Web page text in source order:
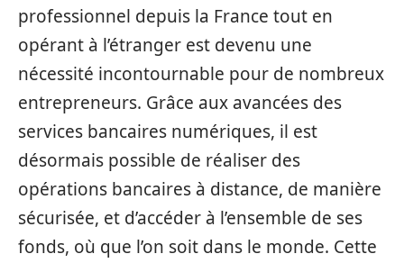
professionnel depuis la France tout en
opérant à l’étranger est devenu une
nécessité incontournable pour de nombreux
entrepreneurs. Grâce aux avancées des
services bancaires numériques, il est
désormais possible de réaliser des
opérations bancaires à distance, de manière
sécurisée, et d’accéder à l’ensemble de ses
fonds, où que l’on soit dans le monde. Cette